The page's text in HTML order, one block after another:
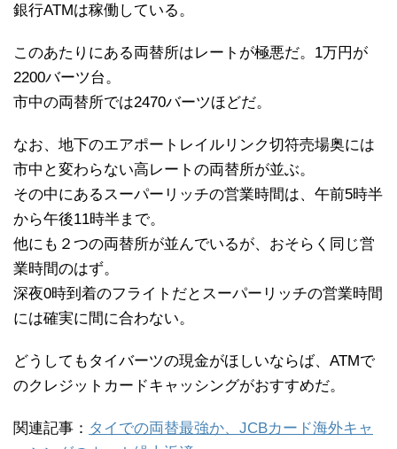
銀行ATMは稼働している。
このあたりにある両替所はレートが極悪だ。1万円が
2200バーツ台。
市中の両替所では2470バーツほどだ。
なお、地下のエアポートレイルリンク切符売場奥には
市中と変わらない高レートの両替所が並ぶ。
その中にあるスーパーリッチの営業時間は、午前5時半
から午後11時半まで。
他にも２つの両替所が並んでいるが、おそらく同じ営
業時間のはず。
深夜0時到着のフライトだとスーパーリッチの営業時間
には確実に間に合わない。
どうしてもタイバーツの現金がほしいならば、ATMで
のクレジットカードキャッシングがおすすめだ。
関連記事： タイでの両替最強か、JCBカード海外キャ